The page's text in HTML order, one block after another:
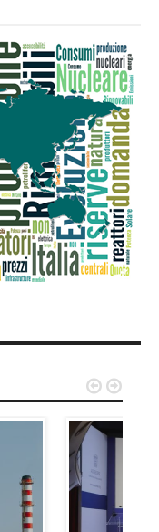
 